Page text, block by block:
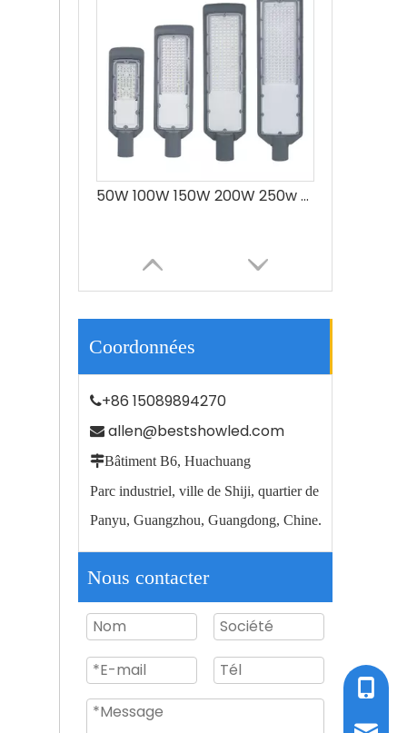
50W 100W 150W 200W 250w Fabrication de prix de lampadaire LED en aluminium
Le jardin extérieur de route allumant IP66 imperméabilisent le réverbère mené par 100w
Coordonnées
+86 15089894270
 allen@bestshowled.com
Bâtiment B6, Huachuang
Parc industriel, ville de Shiji, quartier de
Panyu, Guangzhou, Guangdong, Chine.
Nous contacter
Tel /